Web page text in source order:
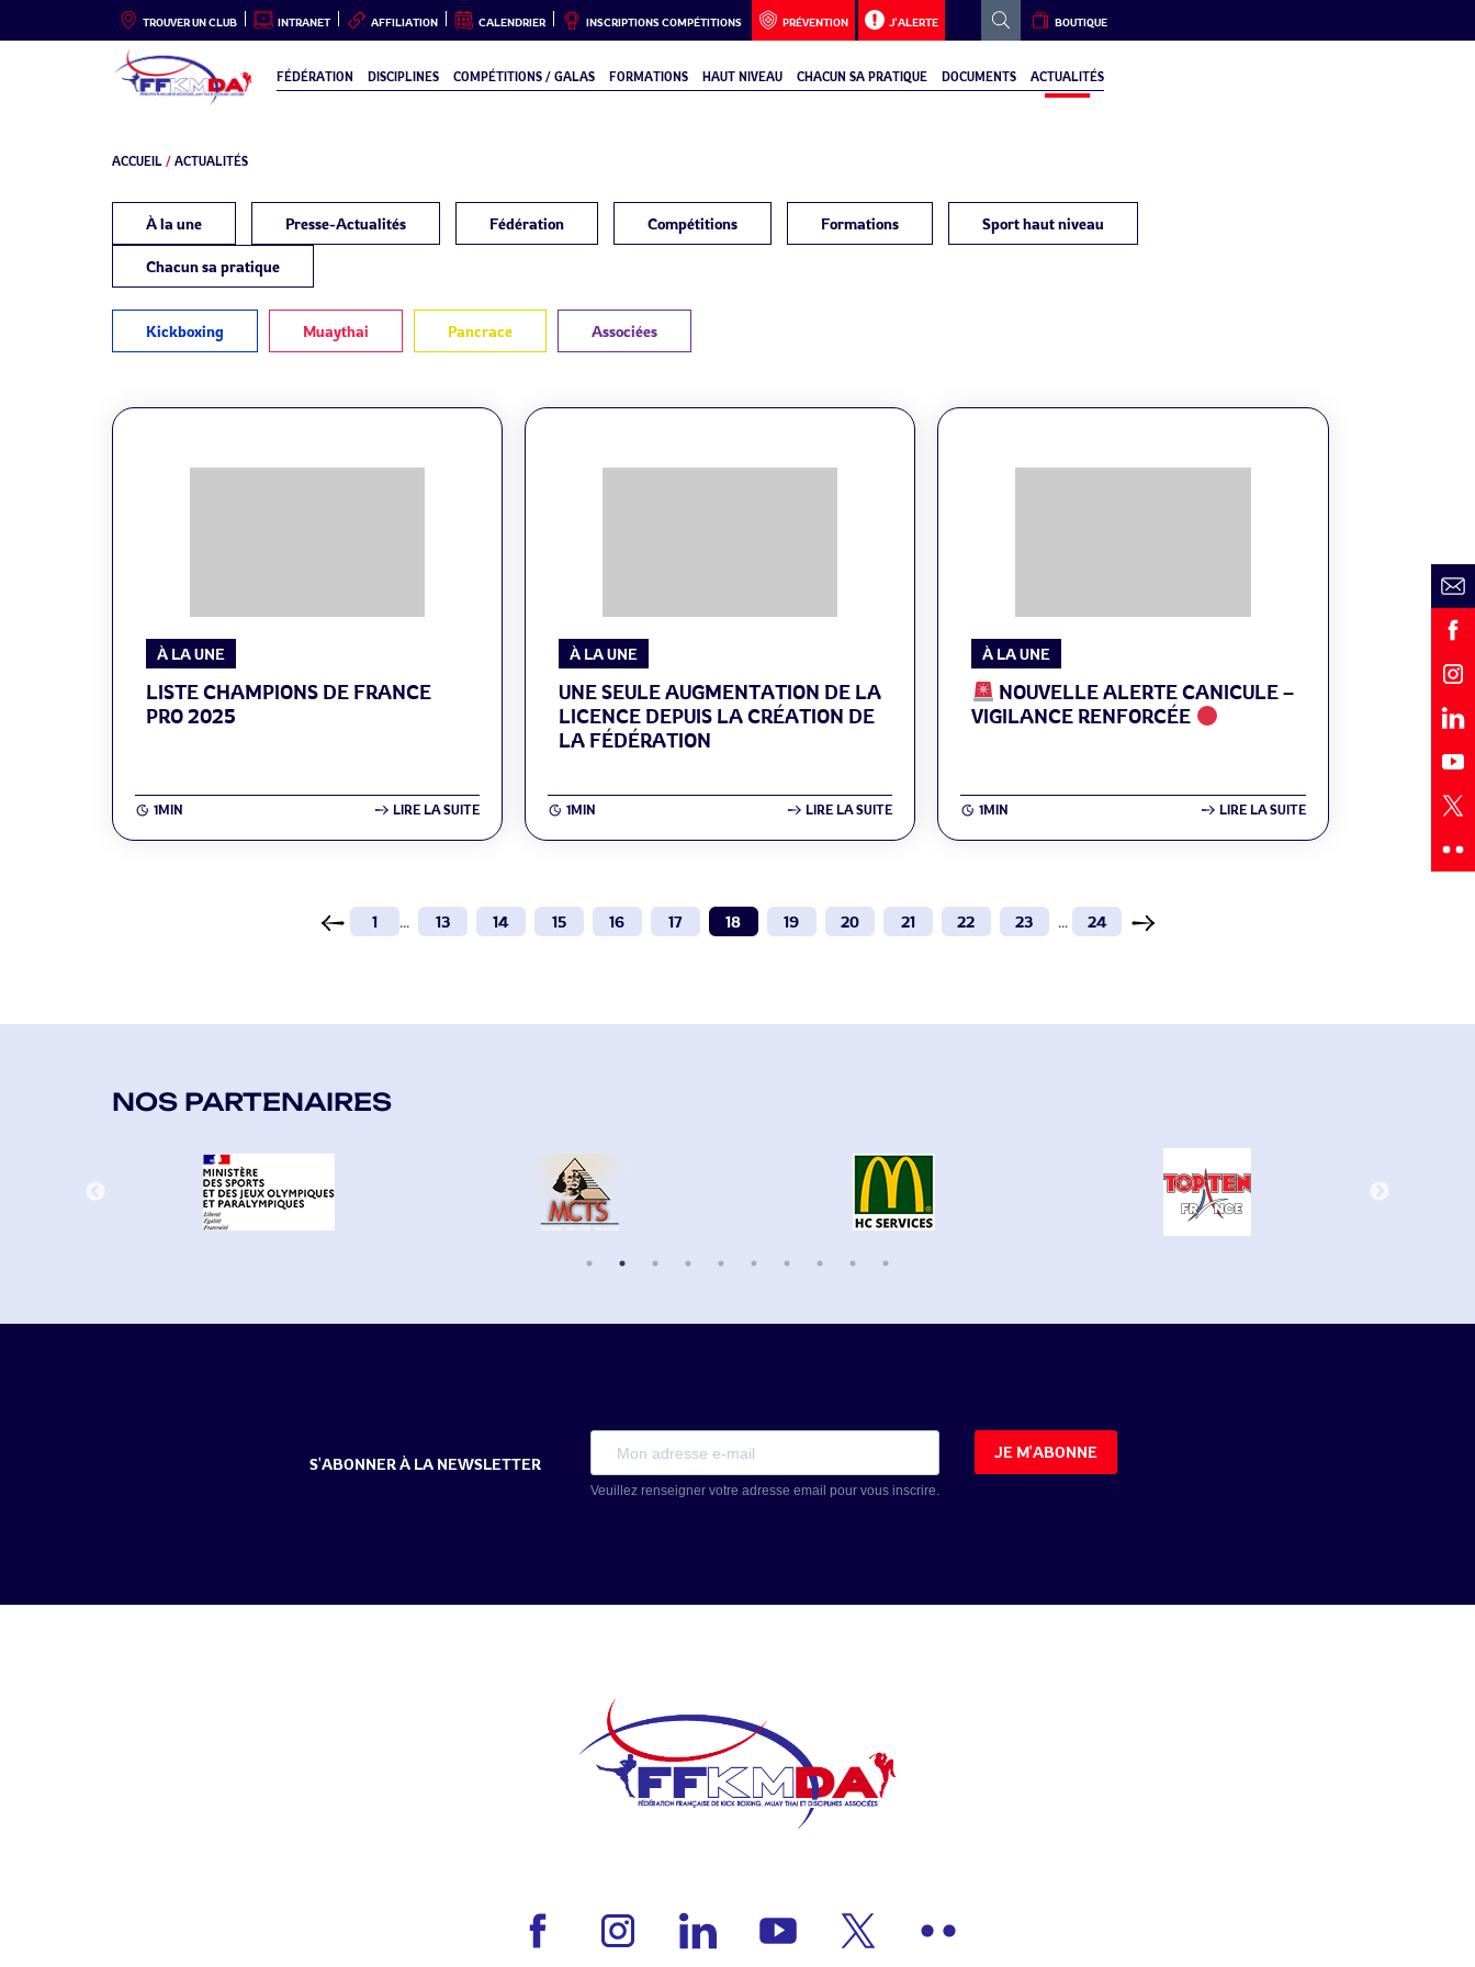
TROUVER UN CLUB INTRANET AFFILIATION CALENDRIER INSCRIPTIONS COMPÉTITIONS PRÉVENTION J’ALERTE BOUTIQUE
FÉDÉRATION DISCIPLINES COMPÉTITIONS / GALAS FORMATIONS HAUT NIVEAU CHACUN SA PRATIQUE DOCUMENTS ACTUALITÉS
ACCUEIL / ACTUALITÉS
À la une Presse-Actualités Fédération Compétitions Formations Sport haut niveau
Chacun sa pratique
Kickboxing Muaythai Pancrace Associées
À LA UNE
LISTE CHAMPIONS DE FRANCE
PRO 2025
1MIN LIRE LA SUITE
À LA UNE
UNE SEULE AUGMENTATION DE LA
LICENCE DEPUIS LA CRÉATION DE
LA FÉDÉRATION
1MIN LIRE LA SUITE
À LA UNE
NOUVELLE ALERTE CANICULE –
VIGILANCE RENFORCÉE
1MIN LIRE LA SUITE
1 ... 13 14 15 16 17 18 19 20 21 22 23 ... 24
NOS PARTENAIRES
S'ABONNER À LA NEWSLETTER
Veuillez renseigner votre adresse email pour vous inscrire.
JE M'ABONNE